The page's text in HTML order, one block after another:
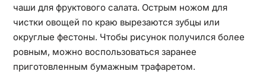
чаши для фруктового салата. Острым ножом для
чистки овощей по краю вырезаются зубцы или
округлые фестоны. Чтобы рисунок получился более
ровным, можно воспользоваться заранее
приготовленным бумажным трафаретом.